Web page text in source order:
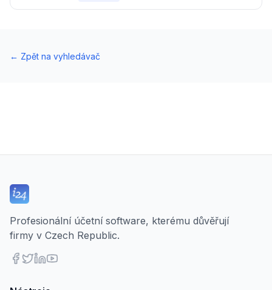
← Zpět na vyhledávač
Profesionální účetní software, kterému důvěřují
firmy v Czech Republic.